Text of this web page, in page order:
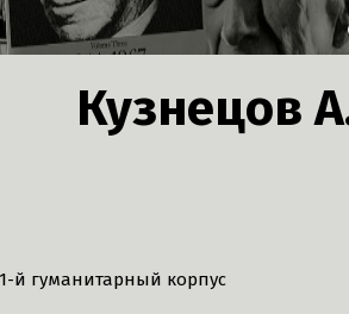
Кузнецов
й гуманитарный корпус